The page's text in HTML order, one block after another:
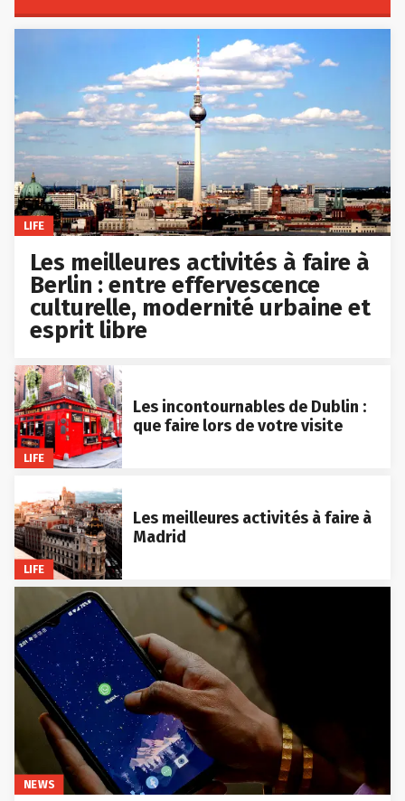
LIFE
Les meilleures activités à faire à
Berlin : entre effervescence
culturelle, modernité urbaine et
esprit libre
LIFE
Les incontournables de Dublin :
que faire lors de votre visite
LIFE
Les meilleures activités à faire à
Madrid
NEWS